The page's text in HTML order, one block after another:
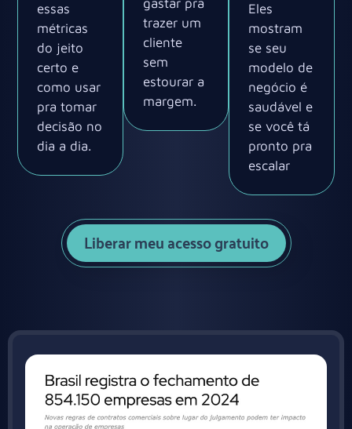
essas
métricas
do jeito
certo e
como usar
pra tomar
decisão no
dia a dia.
gastar pra
trazer um
cliente
sem
estourar a
margem.
Eles
mostram
se seu
modelo de
negócio é
saudável e
se você tá
pronto pra
escalar
Liberar meu acesso gratuito